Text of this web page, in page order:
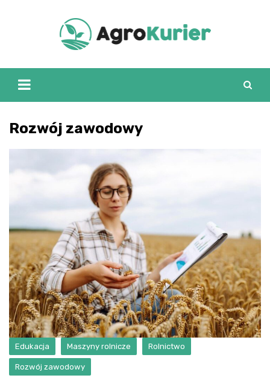
Rozwój zawodowy
Edukacja Maszyny rolnicze Rolnictwo
Rozwój zawodowy